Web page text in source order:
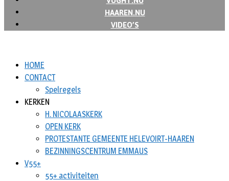
HAAREN.NU
VIDEO’S
HOME
CONTACT
Spelregels
KERKEN
H. NICOLAASKERK
OPEN KERK
PROTESTANTE GEMEENTE HELEVOIRT-HAAREN
BEZINNINGSCENTRUM EMMAUS
V55+
55+ activiteiten